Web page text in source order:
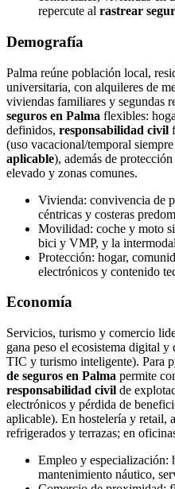
repercute al rastrear
Demografía
Palma reúne población local,
universitaria, con alquileres de
viviendas familiares y segundas
seguros en Palma flexibles:
definidos, responsabilidad civil
(uso vacacional/temporal
aplicable), además de
elevado y zonas comunes.
Vivienda: convivencia de
céntricas y costeras
Movilidad: coche y moto
bici y VMP, y la
Protección: hogar,
electrónicos y contenido
Economía
Servicios, turismo y comercio
gana peso el ecosistema digital
TIC y turismo inteligente). Para
de seguros en Palma permite
responsabilidad civil de
electrónicos y pérdida de
aplicable). En hostelería y retail,
refrigerados y terrazas; en
Empleo y especialización:
mantenimiento náutico,